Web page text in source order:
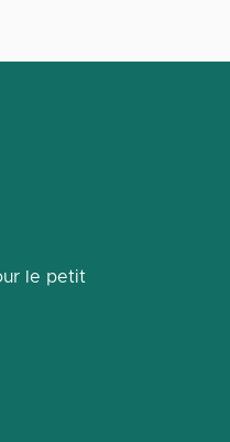
le petit